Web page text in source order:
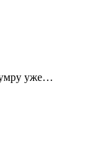
умру уже…